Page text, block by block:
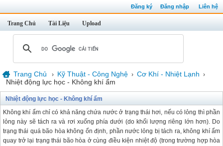
Đăng ký Đăng nhập Liên hệ
Trang Chủ Tài Liệu Upload
Trang Chủ › Kỹ Thuật - Công Nghệ › Cơ Khí - Nhiệt Lạnh ›
Nhiệt động lực học - Không khí ẩm
Nhiệt động lực học - Không khí ẩm
Không khí ẩm chỉ có khả năng chứa nước ở trạng thái hơi, nếu có lỏng thì phần
lỏng này sẽ tách ra và rơi xuống phía dưới (do khối lượng riêng lớn hơn). Do
trạng thái quá bão hòa không ổn định, phần nước lỏng bị tách ra, không khí ẩm
quay trở lại trạng thái bão hòa ở cùng điều kiện nhiệt độ (trong trường hợp hòa